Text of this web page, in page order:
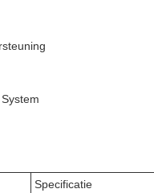
Specificatie